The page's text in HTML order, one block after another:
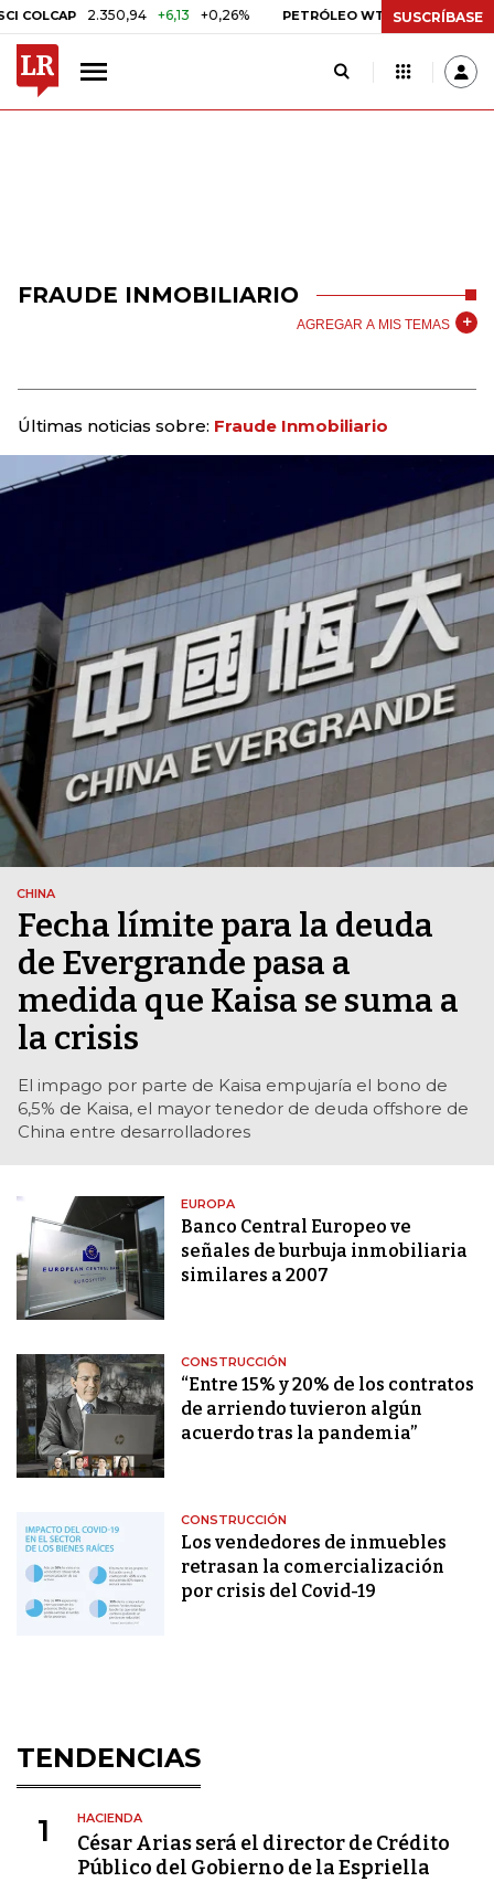
2.350,94 +6,13 +0,26% PETRÓLEO WTI US$ 78,01 US$
SUSCRÍBASE
FRAUDE INMOBILIARIO
AGREGAR A MIS TEMAS
Últimas noticias sobre: Fraude Inmobiliario
CHINA
Fecha límite para la deuda
de Evergrande pasa a
medida que Kaisa se suma a
la crisis
El impago por parte de Kaisa empujaría el bono de
6,5% de Kaisa, el mayor tenedor de deuda offshore de
China entre desarrolladores
EUROPA
Banco Central Europeo ve
señales de burbuja inmobiliaria
similares a 2007
CONSTRUCCIÓN
“Entre 15% y 20% de los contratos
de arriendo tuvieron algún
acuerdo tras la pandemia”
CONSTRUCCIÓN
Los vendedores de inmuebles
retrasan la comercialización
por crisis del Covid-19
TENDENCIAS
1 HACIENDA
César Arias será el director de Crédito
Público del Gobierno de la Espriella